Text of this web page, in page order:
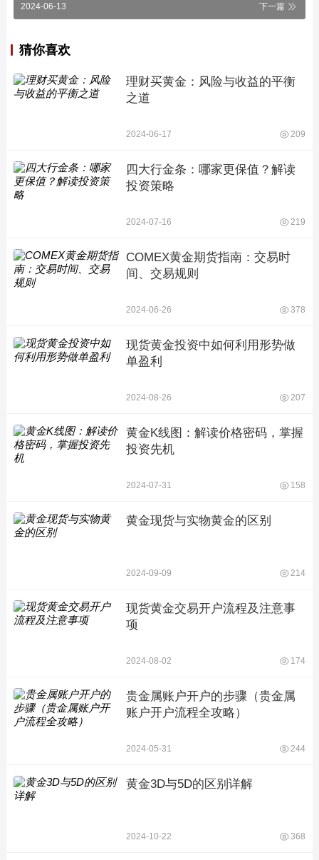
2024-06-13 下一篇
猜你喜欢
理财买黄金：风险与收益的平衡
之道
2024-06-17 209
四大行金条：哪家更保值？解读
投资策略
2024-07-16 219
COMEX黄金期货指南：交易时
间、交易规则
2024-06-26 378
现货黄金投资中如何利用形势做
单盈利
2024-08-26 207
黄金K线图：解读价格密码，掌握
投资先机
2024-07-31 158
黄金现货与实物黄金的区别
2024-09-09 214
现货黄金交易开户流程及注意事
项
2024-08-02 174
贵金属账户开户的步骤（贵金属
账户开户流程全攻略）
2024-05-31 244
黄金3D与5D的区别详解
2024-10-22 368